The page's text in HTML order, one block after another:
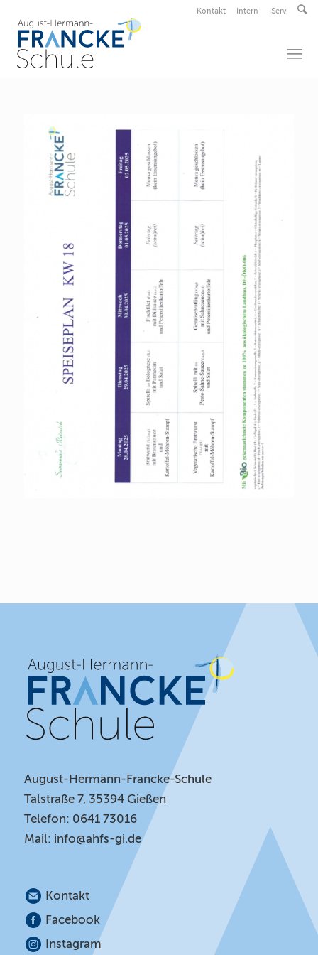
Kontakt Intern IServ
August-Hermann-Francke-Schule
Talstraße 7, 35394 Gießen
Telefon: 0641 73016
Mail: info@ahfs-gi.de
Kontakt
Facebook
Instagram